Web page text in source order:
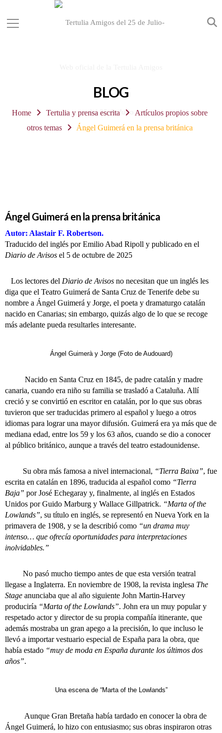
BLOG
Home Tertulia y prensa escrita
Artículos propios sobre
otros temas
Ángel Guimerá en la prensa británica
Ángel Guimerá en la prensa británica
Autor: Alastair F. Robertson.
Traducido del inglés por Emilio Abad Ripoll y publicado en el
Diario de Avisos el 5 de octubre de 2025
Los lectores del Diario de Avisos no necesitan que un inglés les
diga que el Teatro Guimerá de Santa Cruz de Tenerife debe su
nombre a Ángel Guimerá y Jorge, el poeta y dramaturgo catalán
nacido en Canarias; sin embargo, quizás algo de lo que se recoge
más adelante pueda resultarles interesante.
Ángel Guimerà y Jorge (Foto de Audouard)
Nacido en Santa Cruz en 1845, de padre catalán y madre
canaria, cuando era niño su familia se trasladó a Cataluña. Allí
creció y se convirtió en escritor en catalán, por lo que sus obras
tuvieron que ser traducidas primero al español y luego a otros
idiomas para lograr una mayor difusión. Guimerá era ya más que de
mediana edad, entre los 59 y los 63 años, cuando se dio a conocer
al público británico, aunque a través del teatro estadounidense.
Su obra más famosa a nivel internacional, “Tierra Baixa”, fue
escrita en catalán en 1896, traducida al español como “Tierra
Baja” por José Echegaray y, finalmente, al inglés en Estados
Unidos por Guido Marburg y Wallace Gillpatrick. “Marta of the
Lowlands”, su título en inglés, se representó en Nueva York en la
primavera de 1908, y se la describió como “un drama muy
intenso… que ofrecía oportunidades para interpretaciones
inolvidables.”
No pasó mucho tiempo antes de que esta versión teatral
llegase a Inglaterra. En noviembre de 1908, la revista inglesa The
Stage anunciaba que al año siguiente John Martin-Harvey
produciría “Marta of the Lowlands”. John era un muy popular y
respetado actor y director de su propia compañía itinerante, que
además mostraba un gran apego a la precisión, lo que incluso le
llevó a importar vestuario especial de España para la obra, que
había estado “muy de moda en España durante los últimos dos
años”.
Una escena de “Marta of the Lowlands”
Aunque Gran Bretaña había tardado en conocer la obra de
Ángel Guimerá, lo hizo con entusiasmo; sus obras inspiraron otras